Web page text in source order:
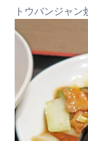
トウバンジャ